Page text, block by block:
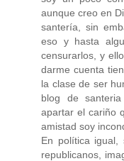
aunque creo en
santería, sin
eso y hasta
censurarlos, y
darme cuenta
la clase de ser
blog de
apartar el cariño
amistad soy
En política igual,
republicanos,